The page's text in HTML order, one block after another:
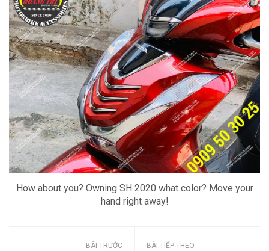
How about you? Owning SH 2020 what color? Move your
hand right away!
BÀI TRƯỚC BÀI TIẾP THEO